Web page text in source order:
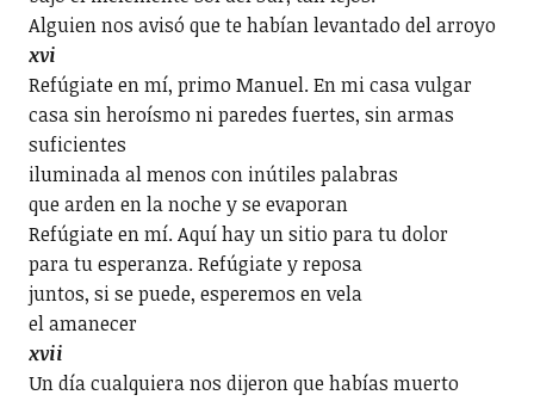
Alguien nos avisó que te habían levantado del arroyo
xvi
Refúgiate en mí, primo Manuel. En mi casa vulgar
casa sin heroísmo ni paredes fuertes, sin armas
suficientes
iluminada al menos con inútiles palabras
que arden en la noche y se evaporan
Refúgiate en mí. Aquí hay un sitio para tu dolor
para tu esperanza. Refúgiate y reposa
juntos, si se puede, esperemos en vela
el amanecer
xvii
Un día cualquiera nos dijeron que habías muerto